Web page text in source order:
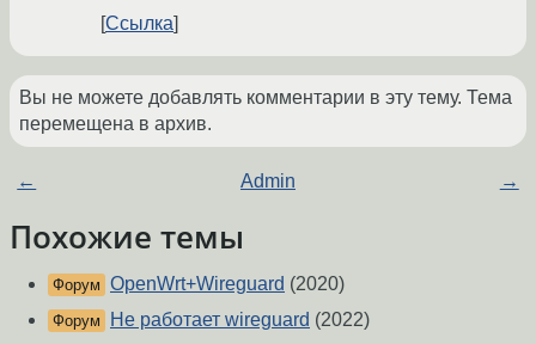
Ссылка
Вы не можете добавлять комментарии в эту тему. Тема
перемещена в архив.
← Admin →
Похожие темы
Форум OpenWrt+Wireguard (2020)
Форум Не работает wireguard (2022)